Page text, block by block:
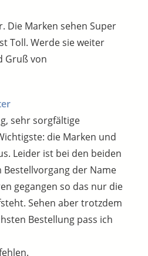
Die Marken sehen Super
Toll. Werde sie weiter
Gruß von
sehr sorgfältige
die Marken und
Leider ist bei den beiden
der Name
gegangen so das nur die
Sehen aber trotzdem
Bestellung pass ich